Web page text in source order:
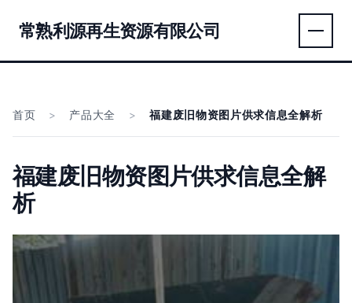
常熟利源再生资源有限公司
首页 > 产品大全 > 福建废旧物资图片供求信息全解析
福建废旧物资图片供求信息全解
析